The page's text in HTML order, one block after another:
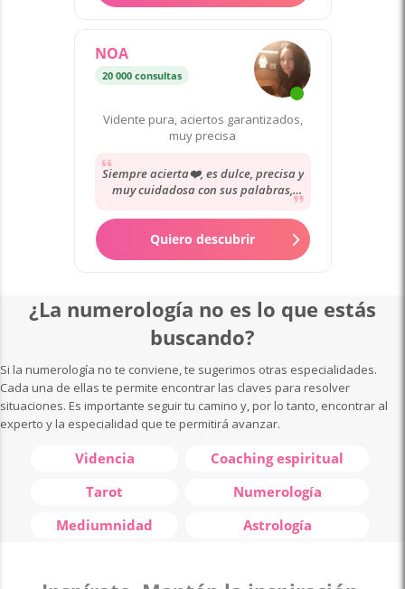
NOA
20 000 consultas
Vidente pura, aciertos garantizados,
muy precisa
Siempre acierta❤️, es dulce, precisa y
muy cuidadosa con sus palabras,
incertidumbres...
Quiero descubrir
¿La numerología no es lo que estás
buscando?
Si la numerología no te conviene, te sugerimos otras especialidades.
Cada una de ellas te permite encontrar las claves para resolver
situaciones. Es importante seguir tu camino y, por lo tanto, encontrar al
experto y la especialidad que te permitirá avanzar.
Videncia
Tarot
Mediumnidad
Coaching espiritual
Numerología
Astrología